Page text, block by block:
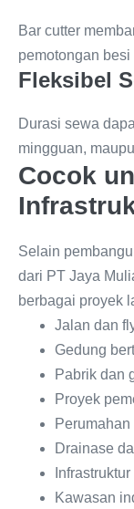
Bar cutter
pemotongan
Fleksibel
Durasi sewa
mingguan,
Cocok
Selain
dari PT Jaya
berbagai proyek
Jalan dan
Gedung
Pabrik dan
Proyek
Perumahan
Drainase
Kawasan